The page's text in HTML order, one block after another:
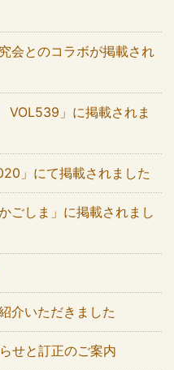
会とのコラボが掲載され
」に掲載されま
」にて掲載されました
ごしま」に掲載されまし
介いただきました
せと訂正のご案内